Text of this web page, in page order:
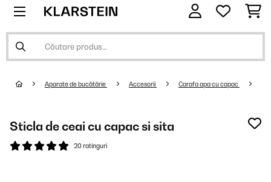
Aparate de bucătărie Accesorii Carafa apa cu capac
Sticla de ceai cu capac si sita
20 ratinguri